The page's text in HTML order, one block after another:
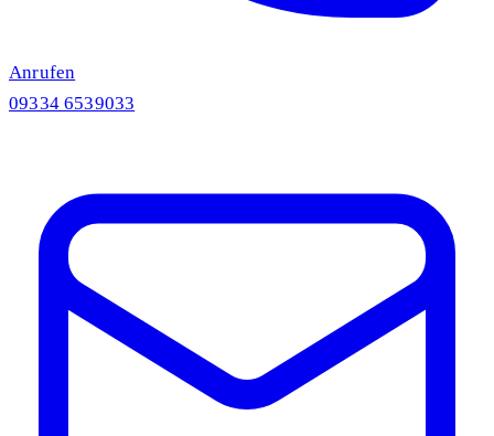
Anrufen
09334 6539033